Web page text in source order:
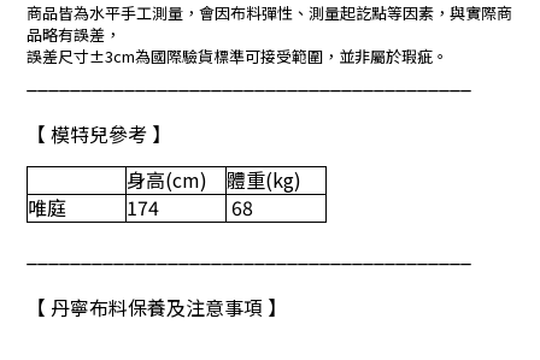
商品皆為水平手工測量，會因布料彈性、測量起訖點等因素，與實際商
品略有誤差，
誤差尺寸±3cm為國際驗貨標準可接受範圍，並非屬於瑕疵。
【 模特兒參考 】
身高(cm) 體重(kg)
唯庭
174
68
【 丹寧布料保養及注意事項 】